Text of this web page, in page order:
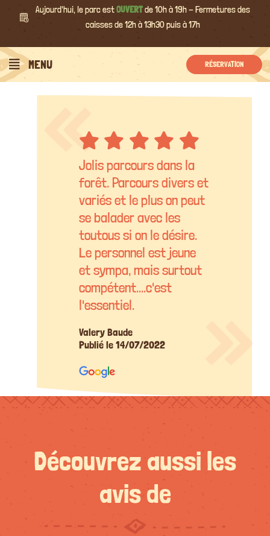
Aujourd'hui, le parc estOUVERTde 10h à 19h - Fermetures des
caisses de 12h à 13h30 puis à 17h
MENU RÉSERVATION
Jolis parcours dans la
forêt. Parcours divers et
variés et le plus on peut
se balader avec les
toutous si on le désire.
Le personnel est jeune
et sympa, mais surtout
compétent....c'est
l'essentiel.
Valery Baude
Publié le 14/07/2022
Découvrez aussi les
avis de